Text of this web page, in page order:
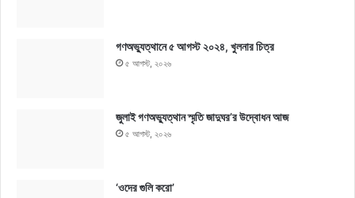
গণঅভ্যুত্থানে ৫ আগস্ট ২০২৪, খুলনার চিত্র
৫ আগস্ট, ২০২৬
জুলাই গণঅভ্যুত্থান স্মৃতি জাদুঘর’র উদ্বোধন আজ
৫ আগস্ট, ২০২৬
‘ওদের গুলি করো’